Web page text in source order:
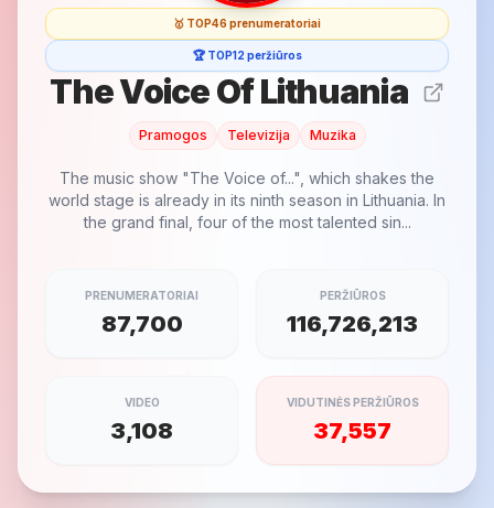
🥇 TOP46 prenumeratoriai
🏆 TOP12 peržiūros
The Voice Of Lithuania
Pramogos Televizija Muzika
The music show "The Voice of...", which shakes the
world stage is already in its ninth season in Lithuania. In
the grand final, four of the most talented sin...
PRENUMERATORIAI
87,700
PERŽIŪROS
116,726,213
VIDEO
3,108
VIDUTINĖS PERŽIŪROS
37,557